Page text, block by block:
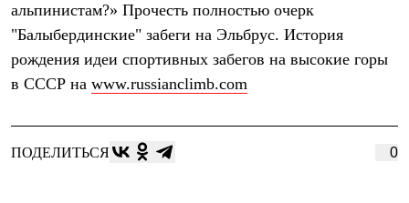
Женская одежда
Утепленная пухом
Куртки
Брюки
Жилеты
Куртки
Штормовая одежда
альпинистам?» Прочесть полностью очерк
"Балыбердинские" забеги на Эльбрус. История
рождения идеи спортивных забегов на высокие горы
в СССР на www.russianclimb.com
ПОДЕЛИТЬСЯ 0